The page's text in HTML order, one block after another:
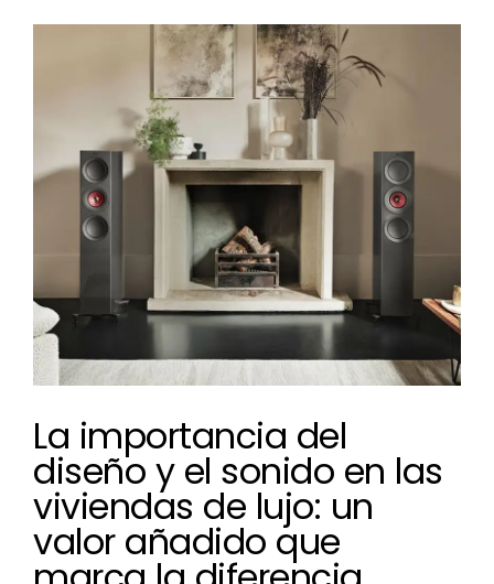
La importancia del
diseño y el sonido en las
viviendas de lujo: un
valor añadido que